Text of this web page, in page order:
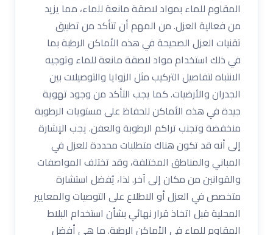
المقاوم للماء بمواد لاصقة مانعة للماء، مما يزيد
من فعالية العزل. من المهم أن تتأكد من تطبيق
تقنيات العزل الصحيحة في هذه الأماكن الرطبة بما
في ذلك استخدام مواد لاصقة مانعة للماء وتوجيه
الانتباه لتفاصيل التركيب مثل الزوايا والتوصيلات بين
الجدران والأرضيات. كما يجب التأكد من وجود تهوية
جيدة في هذه الأماكن للحفاظ على مستويات الرطوبة
منخفضة وتجنب تراكم الرطوبة والعفن. يجب الإشارة
إلى أنه قد تكون هناك متطلبات محددة للعزل في
المباني والمناطق المختلفة، وقد تختلف المواصفات
والقوانين من مكان إلى آخر. لذا، يُفضل استشارة
متخصص في العزل أو الاطلاع على التوصيات والمعايير
المحلية قبل اتخاذ قرار نهائي بشأن استخدام البلاط
المقاوم للماء في الأماكن الرطبة. ما هي أفضل